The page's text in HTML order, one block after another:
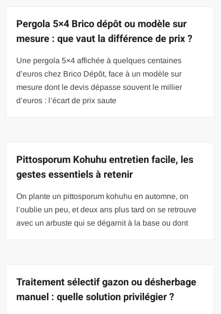
Pergola 5×4 Brico dépôt ou modèle sur
mesure : que vaut la différence de prix ?
Une pergola 5×4 affichée à quelques centaines
d’euros chez Brico Dépôt, face à un modèle sur
mesure dont le devis dépasse souvent le millier
d’euros : l’écart de prix saute
Pittosporum Kohuhu entretien facile, les
gestes essentiels à retenir
On plante un pittosporum kohuhu en automne, on
l’oublie un peu, et deux ans plus tard on se retrouve
avec un arbuste qui se dégarnit à la base ou dont
Traitement sélectif gazon ou désherbage
manuel : quelle solution privilégier ?